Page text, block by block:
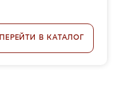
ПЕРЕЙТИ В КАТАЛОГ